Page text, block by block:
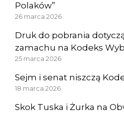
Polaków”
26 marca 2026
Druk do pobrania
zamachu na Kodeks
25 marca 2026
Sejm i senat niszczą
18 marca 2026
Skok Tuska i Żurka na